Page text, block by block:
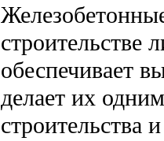
строительстве
обеспечивает
делает их
строительства